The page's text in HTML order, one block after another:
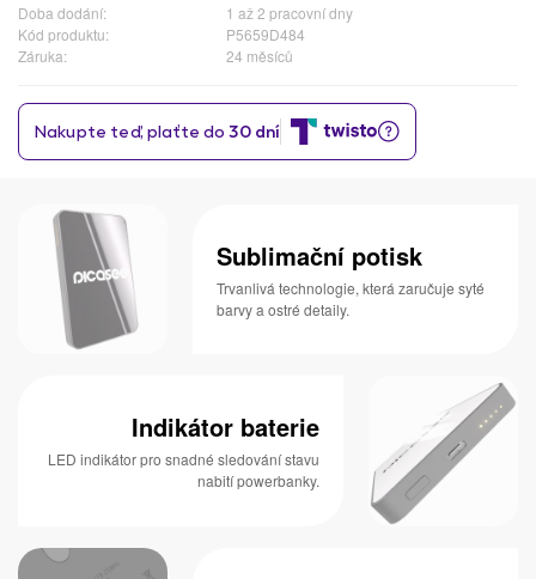
Doba dodání:
1 až 2 pracovní dny
Kód produktu:
P5659D484
Záruka:
24 měsíců
Sublimační potisk
Trvanlivá technologie, která zaručuje syté
barvy a ostré detaily.
Indikátor baterie
LED indikátor pro snadné sledování stavu
nabití powerbanky.